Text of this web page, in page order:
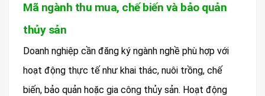
Mã ngành thu mua, chế biến và bảo quản
thủy sản
Doanh nghiệp cần đăng ký ngành nghề phù hợp với
hoạt động thực tế như khai thác, nuôi trồng, chế
biến, bảo quản hoặc gia công thủy sản. Hoạt động